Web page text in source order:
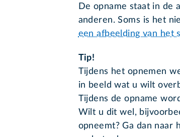
De opname staat in de
anderen. Soms is het
een afbeelding van het
Tip!
Tijdens het opnemen
in beeld wat u wilt
Tijdens de opname
Wilt u dit wel,
opneemt? Ga dan naar